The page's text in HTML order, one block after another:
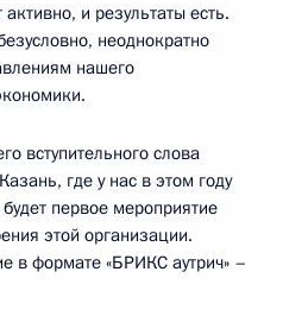
и результаты есть.
неоднократно
нашего
вступительного слова
где у нас в этом году
первое мероприятие
этой организации.
в формате «БРИКС аутрич» –